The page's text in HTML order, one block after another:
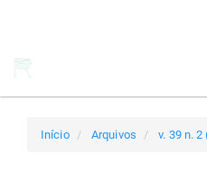
Início Arquivos v. 39 n. 2